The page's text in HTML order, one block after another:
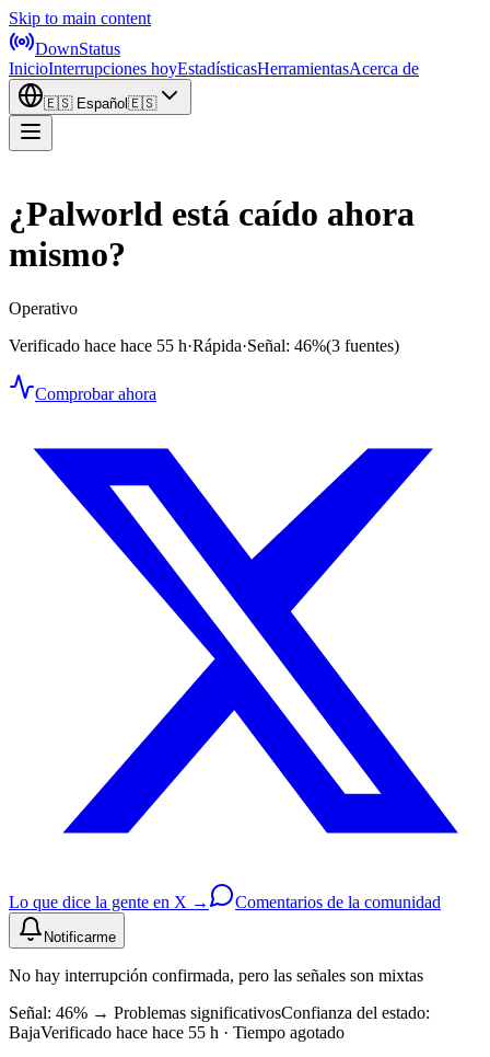
Skip to main content
DownStatus
InicioInterrupciones hoyEstadísticasHerramientasAcerca de
🇪🇸 Español 🇪🇸
¿Palworld está caído ahora
mismo?
Operativo
Verificado hace hace 55 h·Rápida·Señal: 46%(3 fuentes)
Comprobar ahora
Lo que dice la gente en X → Comentarios de la comunidad
Notificarme
No hay interrupción confirmada, pero las señales son mixtas
Señal: 46% → Problemas significativosConfianza del estado:
BajaVerificado hace hace 55 h · Tiempo agotado